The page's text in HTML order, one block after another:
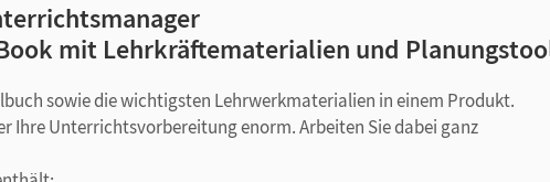
mit Lehrkräftematerialien und
sowie die wichtigsten Lehrwerkmaterialien in einem Produkt.
Ihre Unterrichtsvorbereitung enorm. Arbeiten Sie dabei ganz